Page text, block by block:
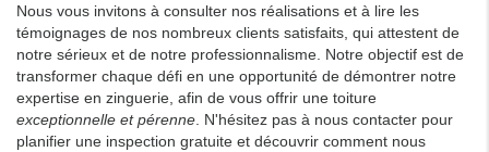
Nous vous invitons à consulter nos réalisations et à lire les
témoignages de nos nombreux clients satisfaits, qui attestent de
notre sérieux et de notre professionnalisme. Notre objectif est de
transformer chaque défi en une opportunité de démontrer notre
expertise en zinguerie, afin de vous offrir une toiture
exceptionnelle et pérenne. N'hésitez pas à nous contacter pour
planifier une inspection gratuite et découvrir comment nous